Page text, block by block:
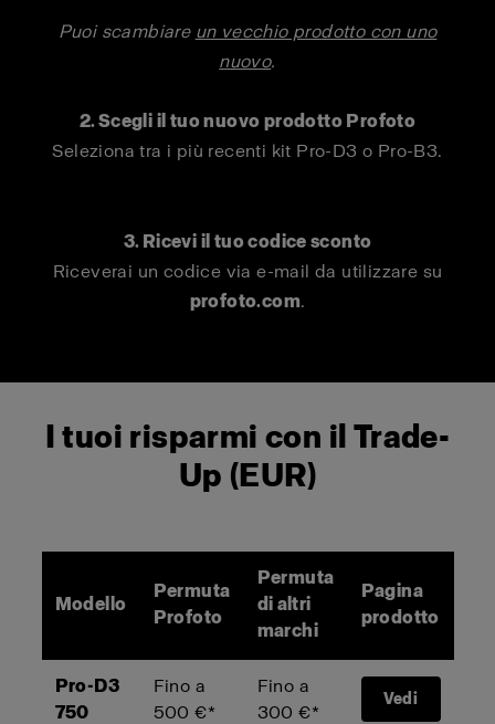
Puoi scambiare un vecchio prodotto con uno
nuovo.
2. Scegli il tuo nuovo prodotto Profoto
Seleziona tra i più recenti kit Pro-D3 o Pro-B3.
3. Ricevi il tuo codice sconto
Riceverai un codice via e-mail da utilizzare su
profoto.com.
I tuoi risparmi con il Trade-
Up (EUR)
Modello
Permuta
Profoto
Permuta
di altri
marchi
Pagina
prodotto
Pro-D3
750
Fino a
500 €*
Fino a
300 €*
Vedi